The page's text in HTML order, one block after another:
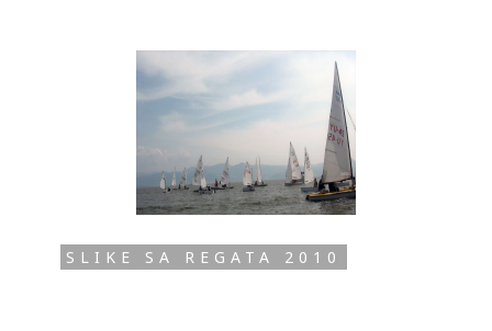
SLIKE SA REGATA 2010